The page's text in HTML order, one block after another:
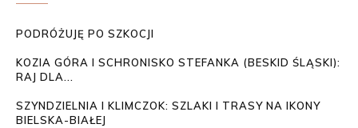
PODRÓŻUJĘ PO SZKOCJI
KOZIA GÓRA I SCHRONISKO STEFANKA (BESKID ŚLĄSKI):
RAJ DLA...
SZYNDZIELNIA I KLIMCZOK: SZLAKI I TRASY NA IKONY
BIELSKA-BIAŁEJ